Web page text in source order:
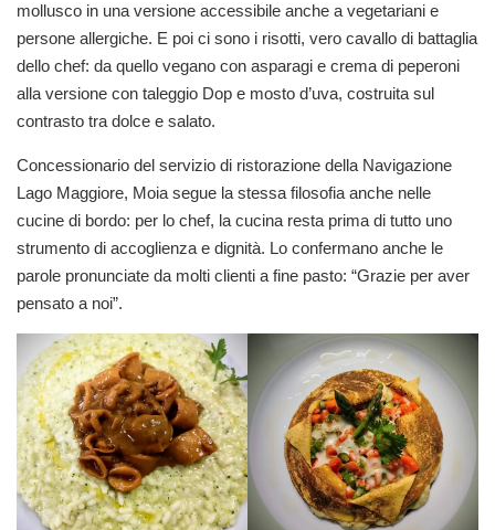
mollusco in una versione accessibile anche a vegetariani e
persone allergiche. E poi ci sono i risotti, vero cavallo di battaglia
dello chef: da quello vegano con asparagi e crema di peperoni
alla versione con taleggio Dop e mosto d’uva, costruita sul
contrasto tra dolce e salato.
Concessionario del servizio di ristorazione della Navigazione
Lago Maggiore, Moia segue la stessa filosofia anche nelle
cucine di bordo: per lo chef, la cucina resta prima di tutto uno
strumento di accoglienza e dignità. Lo confermano anche le
parole pronunciate da molti clienti a fine pasto: “Grazie per aver
pensato a noi”.